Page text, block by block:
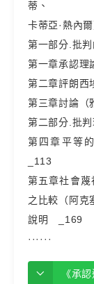
蒂、
卡蒂亞·熱內
第一部分.批判
第一章承認
第二章評朗
第三章討論（
第二部分.批
第四章平等
_113
第五章社會
之比較（阿
說明 _169
······
《承